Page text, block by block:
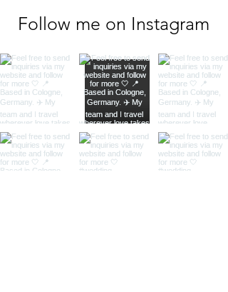
Follow me on Instagram